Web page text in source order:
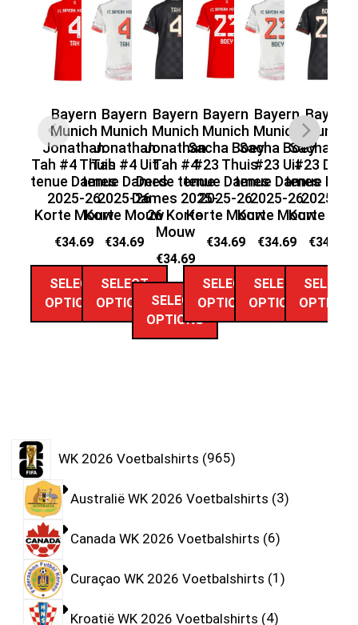
Bayern
Munich
Jonathan
Tah #4 Thuis
tenue Dames
2025-26
Korte Mouw
€34.69
SELECT
OPTIONS
Bayern
Munich
Jonathan
Tah #4 Uit
tenue Dames
2025-26
Korte Mouw
€34.69
SELECT
OPTIONS
Bayern
Munich
Jonathan
Tah #4
Derde tenue
Dames 2025-
26 Korte
Mouw
€34.69
SELECT
OPTIONS
Bayern
Munich
Sacha Boey
#23 Thuis
tenue Dames
2025-26
Korte Mouw
€34.69
SELECT
OPTIONS
Bayern
Munich
Sacha Boey
#23 Uit
tenue Dames
2025-26
Korte Mouw
€34.69
SELECT
OPTIONS
Bayern
Munich
Sacha
#23
tenue
2025-26
Korte
€34.69
SELECT
OPTIONS
WK 2026 Voetbalshirts 965
Australië WK 2026 Voetbalshirts 3
Canada WK 2026 Voetbalshirts 6
Curaçao WK 2026 Voetbalshirts 1
Kroatië WK 2026 Voetbalshirts 4